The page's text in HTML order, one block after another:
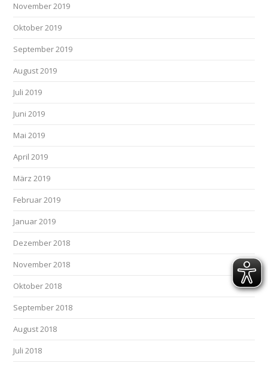
November 2019
Oktober 2019
September 2019
August 2019
Juli 2019
Juni 2019
Mai 2019
April 2019
März 2019
Februar 2019
Januar 2019
Dezember 2018
November 2018
Oktober 2018
September 2018
August 2018
Juli 2018